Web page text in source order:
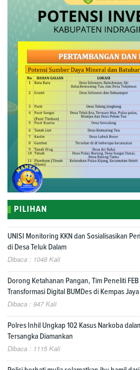
PILIHAN
UNISI Monitoring KKN dan Sosialisasikan
di Desa Teluk Dalam
Dibaca : 1048 Kali
Dorong Ketahanan Pangan, Tim Peneliti FEB
Transformasi Digital BUMDes di Kempas Jaya
Dibaca : 947 Kali
Polres Inhil Ungkap 102 Kasus Narkoba
Tersangka Diamankan
Dibaca : 1115 Kali